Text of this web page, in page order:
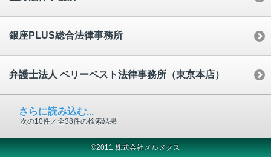
銀座PLUS総合法律事務所
弁護士法人 ベリーベスト法律事務所（東京本店）
さらに読み込む...
次の10件／全38件の検索結果
©2011 株式会社メルメクス